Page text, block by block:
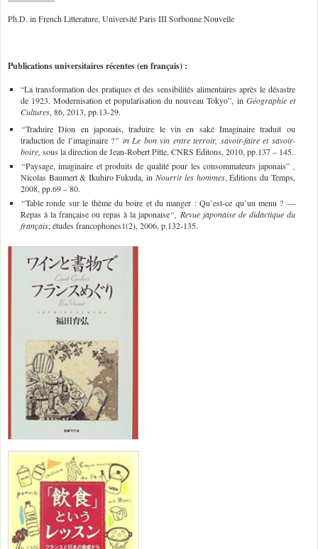
Ph.D. in French Litterature, Université Paris III Sorbonne Nouvelle
Publications universitaires récentes (en français) :
“La transformation des pratiques et des sensibilités alimentaires après le désastre
de 1923. Modernisation et popularisation du nouveau Tokyo”, in Géographie et
Cultures, 86, 2013, pp.13-29.
“Traduire Dion en japonais, traduire le vin en saké Imaginaire traduit ou
traduction de l’imaginaire ?” in Le bon vin entre terroir, savoir-faire et savoir-
boire, sous la direction de Jean-Robert Pitte, CNRS Éditons, 2010, pp.137 – 145.
“Paysage, imaginaire et produits de qualité pour les consommateurs japonais” ,
Nicolas Baumert & Ikuhiro Fukuda, in Nourrir les hommes, Éditions du Temps,
2008, pp.69 – 80.
“Table ronde sur le thème du boire et du manger : Qu’est-ce qu’un menu ? —
Repas à la française ou repas à la japonaise“, Revue japonaise de didactique du
français; études francophones1(2), 2006, p.132-135.